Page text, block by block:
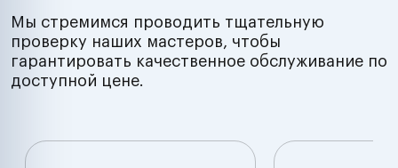
Мы стремимся проводить тщательную
проверку наших мастеров, чтобы
гарантировать качественное обслуживание по
доступной цене.